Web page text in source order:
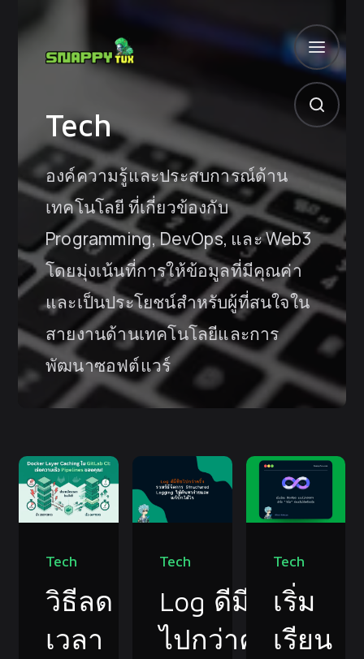
Tech
องค์ความรู้และประสบการณ์ด้าน
เทคโนโลยี ที่เกี่ยวข้องกับ
Programming, DevOps, และ Web3
โดยมุ่งเน้นที่การให้ข้อมูลที่มีคุณค่า
และเป็นประโยชน์สำหรับผู้ที่สนใจใน
สายงานด้านเทคโนโลยีและการ
พัฒนาซอฟต์แวร์
Tech
วิธีลด
เวลา
Tech
Log ดีมีชัย
ไปกว่าครึ่ง
Tech
เริ่ม
เรียน